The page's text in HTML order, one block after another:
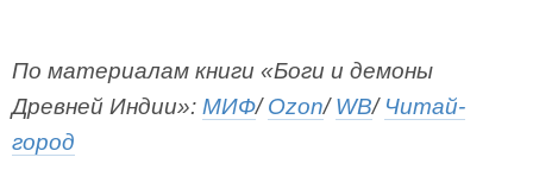
По материалам книги «Боги и демоны
Древней Индии»: МИФ/Ozon/WB/ Читай-
город